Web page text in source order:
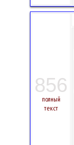
856
полный
текст